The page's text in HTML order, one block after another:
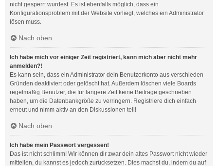
nicht gesperrt wurdest. Es ist ebenfalls möglich, dass ein
Konfigurationsproblem mit der Website vorliegt, welches ein Administrator
lösen muss.
Nach oben
Ich habe mich vor einiger Zeit registriert, kann mich aber nicht mehr
anmelden?!
Es kann sein, dass ein Administrator dein Benutzerkonto aus verschieden
Gründen deaktiviert oder gelöscht hat. Außerdem löschen viele Boards
regelmäßig Benutzer, die für längere Zeit keine Beiträge geschrieben
haben, um die Datenbankgröße zu verringern. Registriere dich einfach
erneut und nimm aktiv an den Diskussionen teil!
Nach oben
Ich habe mein Passwort vergessen!
Das ist nicht schlimm! Wir können dir zwar dein altes Passwort nicht wieder
mitteilen, du kannst es jedoch zurücksetzen. Dies machst du, indem du auf